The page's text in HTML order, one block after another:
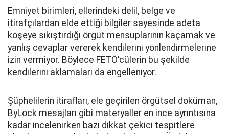
Emniyet birimleri, ellerindeki delil, belge ve
itirafçılardan elde ettiği bilgiler sayesinde adeta
köşeye sıkıştırdığı örgüt mensuplarının kaçamak ve
yanlış cevaplar vererek kendilerini yönlendirmelerine
izin vermiyor. Böylece FETÖ'cülerin bu şekilde
kendilerini aklamaları da engelleniyor.
Şüphelilerin itirafları, ele geçirilen örgütsel doküman,
ByLock mesajları gibi materyaller en ince ayrıntısına
kadar incelenirken bazı dikkat çekici tespitlere